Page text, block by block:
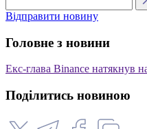
Відправити новину
Головне з новини
Екс-глава Binance натякнув
Поділитись новиною